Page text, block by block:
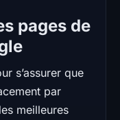
pages de
s’assurer que
par
meilleures